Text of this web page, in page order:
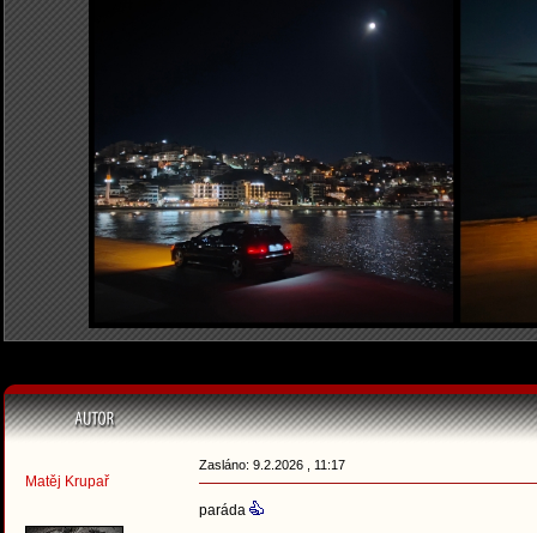
Matěj Krupař
Zasláno: 9.2.2026 , 11:17
paráda